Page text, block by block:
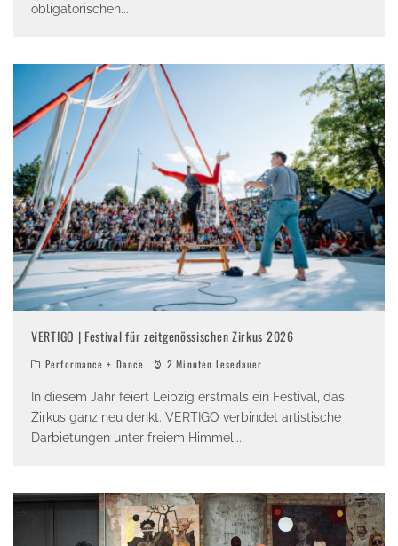
obligatorischen...
VERTIGO | Festival für zeitgenössischen Zirkus 2026
Performance + Dance 2 Minuten Lesedauer
In diesem Jahr feiert Leipzig erstmals ein Festival, das
Zirkus ganz neu denkt. VERTIGO verbindet artistische
Darbietungen unter freiem Himmel,...